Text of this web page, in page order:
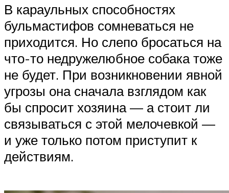
В караульных способностях
бульмастифов сомневаться не
приходится. Но слепо бросаться на
что-то недружелюбное собака тоже
не будет. При возникновении явной
угрозы она сначала взглядом как
бы спросит хозяина — а стоит ли
связываться с этой мелочевкой —
и уже только потом приступит к
действиям.